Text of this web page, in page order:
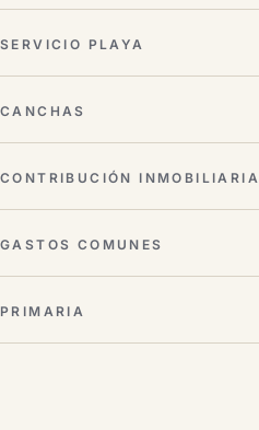
SERVICIO PLAYA
CANCHAS
CONTRIBUCIÓN INMOBILIARIA
GASTOS COMUNES
PRIMARIA